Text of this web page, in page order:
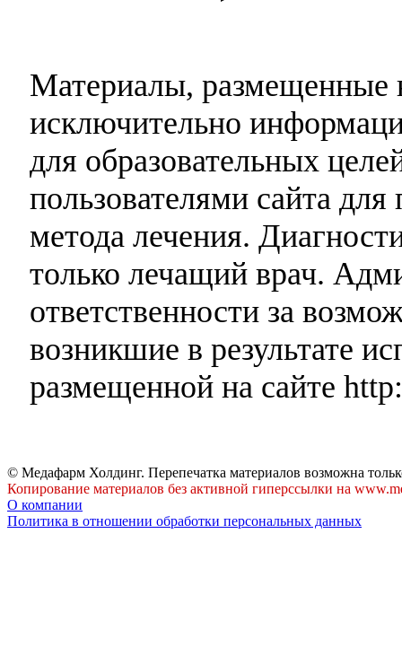
Материалы, размещенные
исключительно
для образовательных
пользователями сайта
метода лечения.
только лечащий врач.
ответственности за
возникшие в результате
размещенной на сайте
© Медафарм Холдинг. Перепечатка материалов возможна
Копирование материалов без активной гиперссылки на
О компании
Политика в отношении обработки персональных данных